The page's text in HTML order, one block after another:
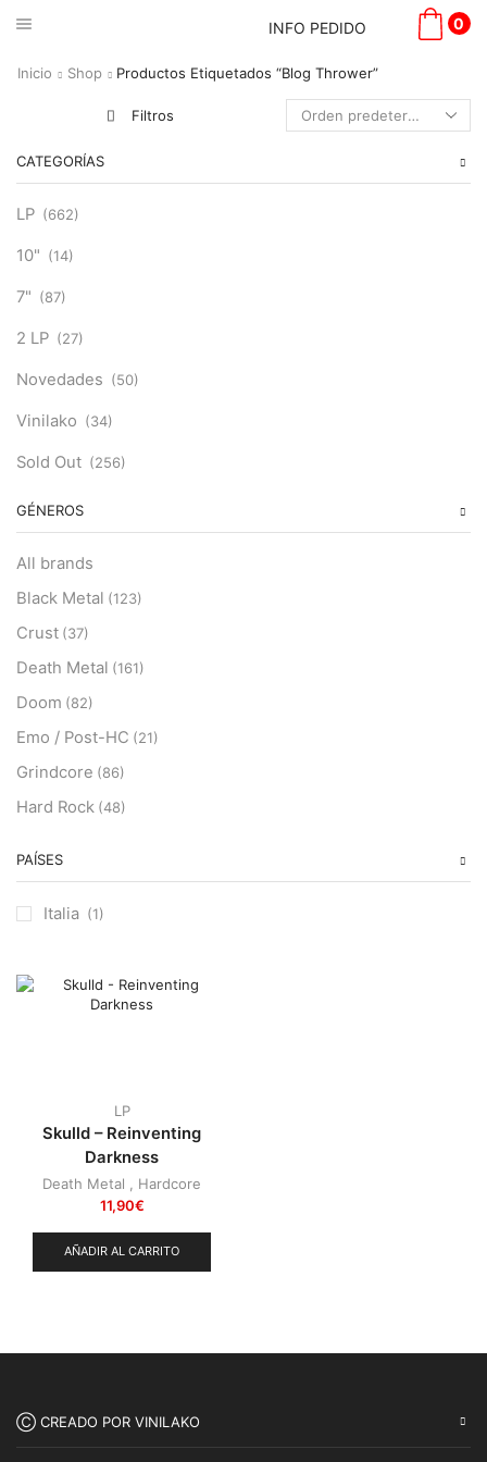
INFO PEDIDO 0
Inicio Shop Productos Etiquetados “Blog Thrower”
Filtros
CATEGORÍAS
LP (662)
10" (14)
7" (87)
2 LP (27)
Novedades (50)
Vinilako (34)
Sold Out (256)
GÉNEROS
All brands
Black Metal (123)
Crust (37)
Death Metal (161)
Doom (82)
Emo / Post-HC (21)
Grindcore (86)
Hard Rock (48)
Heavy Metal(91)
Otros (38)
Punk (146)
PAÍSES
Italia (1)
LP
Skulld – Reinventing
Darkness
Death Metal
Hardcore
11,90€
AÑADIR AL CARRITO
Ⓒ CREADO POR VINILAKO